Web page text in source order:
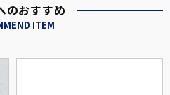
のおすすめ
ITEM